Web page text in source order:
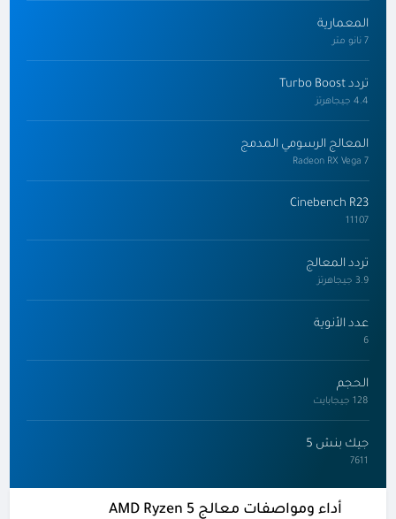
المعمارية
7 نانو متر
تردد Turbo Boost
4.4 جيجاهرتز
المعالج الرسومي المدمج
Radeon RX Vega 7
Cinebench R23
11107
تردد المعالج
3.9 جيجاهرتز
عدد الأنوية
6
الحجم
128 جيجابايت
جيك بنش 5
7611
أداء ومواصفات معالج AMD Ryzen 5